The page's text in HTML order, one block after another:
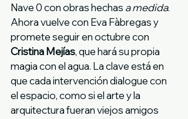
Nave 0 con obras hechas a medida.
Ahora vuelve con Eva Fàbregas y
promete seguir en octubre con
Cristina Mejías, que hará su propia
magia con el agua. La clave está en
que cada intervención dialogue con
el espacio, como si el arte y la
arquitectura fueran viejos amigos